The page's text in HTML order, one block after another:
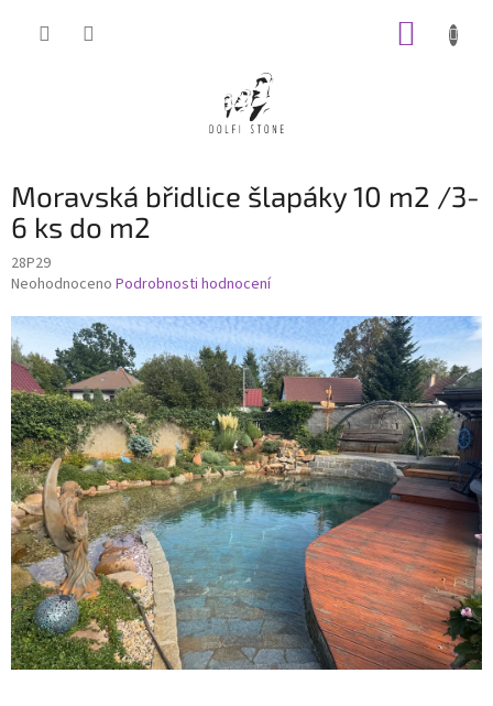
Moravská břidlice šlapáky 10 m2 /3-
6 ks do m2
28P29
Průměrné
produktu
je
0,0
z
5
hvězdiček.
Neohodnoceno Podrobnosti hodnocení